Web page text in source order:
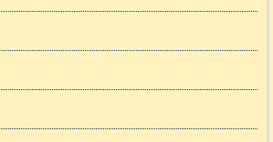
ー
4
6
震
援